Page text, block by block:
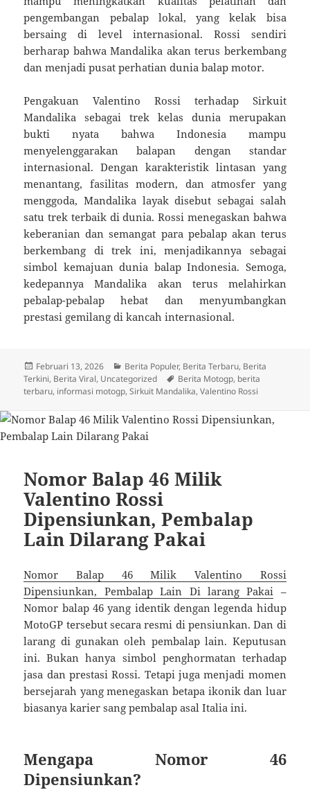
pengembangan pebalap lokal, yang kelak bisa
bersaing di level internasional. Rossi sendiri
berharap bahwa Mandalika akan terus berkembang
dan menjadi pusat perhatian dunia balap motor.
Pengakuan Valentino Rossi terhadap Sirkuit
Mandalika sebagai trek kelas dunia merupakan
bukti nyata bahwa Indonesia mampu
menyelenggarakan balapan dengan standar
internasional. Dengan karakteristik lintasan yang
menantang, fasilitas modern, dan atmosfer yang
menggoda, Mandalika layak disebut sebagai salah
satu trek terbaik di dunia. Rossi menegaskan bahwa
keberanian dan semangat para pebalap akan terus
berkembang di trek ini, menjadikannya sebagai
simbol kemajuan dunia balap Indonesia. Semoga,
kedepannya Mandalika akan terus melahirkan
pebalap-pebalap hebat dan menyumbangkan
prestasi gemilang di kancah internasional.
Diposkan
pada
Februari 13, 2026 Kategori
Berita Populer, Berita Terbaru, Berita
Terkini, Berita Viral, Uncategorized Tag
Berita Motogp, berita
terbaru, informasi motogp,Sirkuit Mandalika,Valentino Rossi
Nomor Balap 46 Milik
Valentino Rossi
Dipensiunkan, Pembalap
Lain Dilarang Pakai
Nomor Balap 46 Milik Valentino Rossi
Dipensiunkan, Pembalap Lain Di larang Pakai –
Nomor balap 46 yang identik dengan legenda hidup
MotoGP tersebut secara resmi di pensiunkan. Dan di
larang di gunakan oleh pembalap lain. Keputusan
ini. Bukan hanya simbol penghormatan terhadap
jasa dan prestasi Rossi. Tetapi juga menjadi momen
bersejarah yang menegaskan betapa ikonik dan luar
biasanya karier sang pembalap asal Italia ini.
Mengapa Nomor 46
Dipensiunkan?